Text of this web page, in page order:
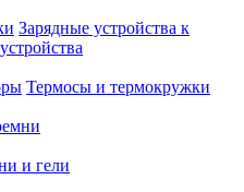
Зарядные устройства к
Термосы и термокружки
и гели